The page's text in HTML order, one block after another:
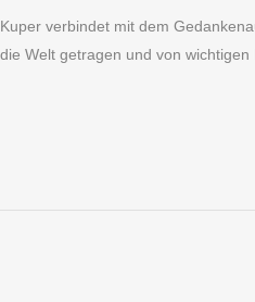
Kuper verbindet mit dem
die Welt getragen und von